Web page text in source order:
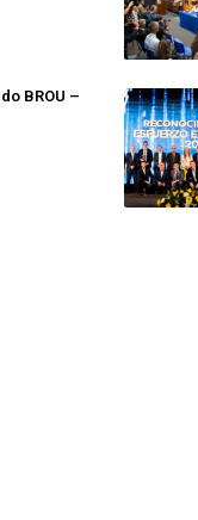
BROU –